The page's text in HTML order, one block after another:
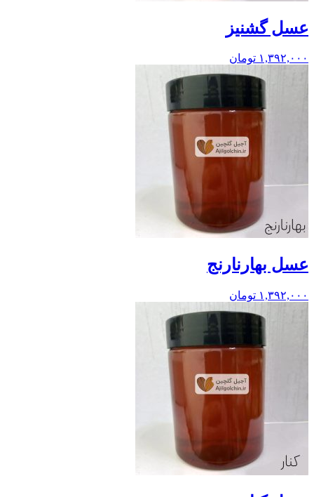
عسل گشنیز
۱,۳۹۲,۰۰۰ تومان
عسل بهارنارنج
۱,۳۹۲,۰۰۰ تومان